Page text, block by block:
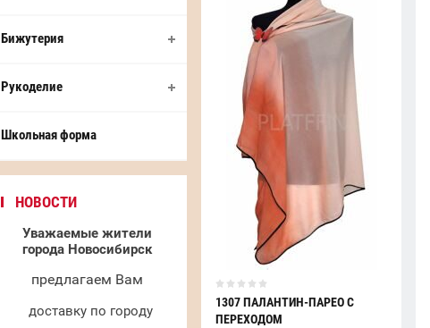
Бижутерия
Рукоделие
Школьная форма
НОВОСТИ
Уважаемые жители
города Новосибирск
предлагаем Вам
доставку по городу
1307 ПАЛАНТИН-ПАРЕО С
ПЕРЕХОДОМ